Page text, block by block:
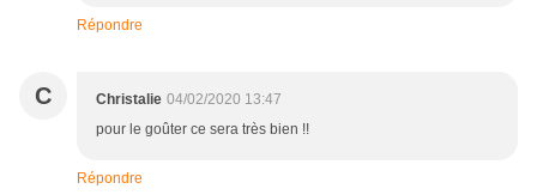
Répondre
C Christalie 04/02/2020 13:47
pour le goûter ce sera très bien !!
Répondre